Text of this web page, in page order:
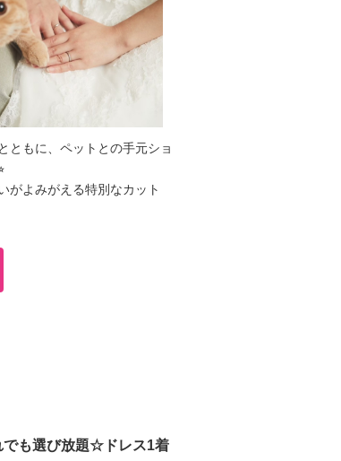
ともに、ペットとの手元ショ
がよみがえる特別なカット
でも選び放題☆ドレス1着